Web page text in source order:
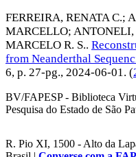
FERREIRA, RENATA C.;
MARCELLO; ANTONELI,
MARCELO R. S..
from Neanderthal
6, p. 27-pg., 2024-06-01. (
BV/FAPESP - Biblioteca
Pesquisa do Estado de São
R. Pio XI, 1500 - Alto da